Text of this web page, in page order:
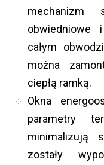
mechanizm
obwiedniowe
całym
można
ciepłą ramką.
Okna
parametry
minimalizują
zostały